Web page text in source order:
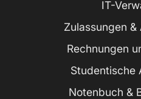
IT-
Zulassungen
Rechnungen
Studentische
Notenbuch &